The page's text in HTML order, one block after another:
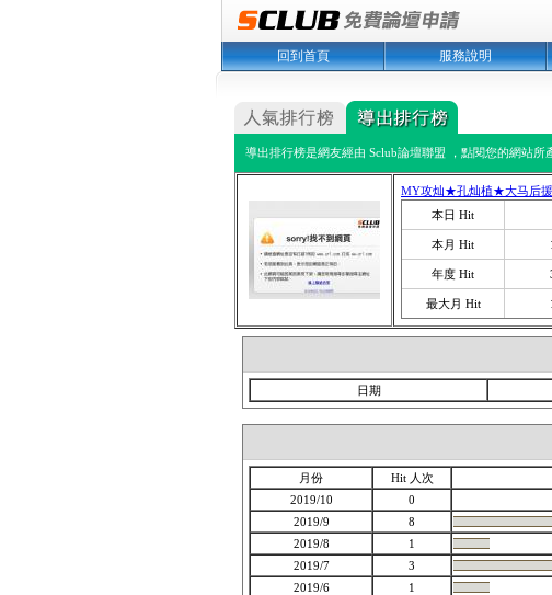
回到首頁 服務說明
導出排行榜是網友經由 Sclub論壇聯盟 ，點閱您的網站所
MY攻灿★孔灿植★大马后
本日 Hit
本月 Hit
年度 Hit
最大月 Hit
日期
月份 Hit 人次
2019/10
0
2019/9
8
2019/8
1
2019/7
3
2019/6
1